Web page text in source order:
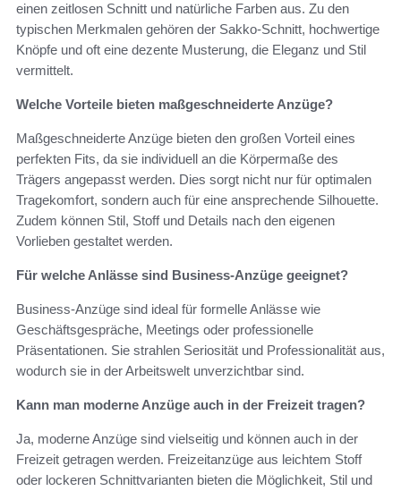
einen zeitlosen Schnitt und natürliche Farben aus. Zu den
typischen Merkmalen gehören der Sakko-Schnitt, hochwertige
Knöpfe und oft eine dezente Musterung, die Eleganz und Stil
vermittelt.
Welche Vorteile bieten maßgeschneiderte Anzüge?
Maßgeschneiderte Anzüge bieten den großen Vorteil eines
perfekten Fits, da sie individuell an die Körpermaße des
Trägers angepasst werden. Dies sorgt nicht nur für optimalen
Tragekomfort, sondern auch für eine ansprechende Silhouette.
Zudem können Stil, Stoff und Details nach den eigenen
Vorlieben gestaltet werden.
Für welche Anlässe sind Business-Anzüge geeignet?
Business-Anzüge sind ideal für formelle Anlässe wie
Geschäftsgespräche, Meetings oder professionelle
Präsentationen. Sie strahlen Seriosität und Professionalität aus,
wodurch sie in der Arbeitswelt unverzichtbar sind.
Kann man moderne Anzüge auch in der Freizeit tragen?
Ja, moderne Anzüge sind vielseitig und können auch in der
Freizeit getragen werden. Freizeitanzüge aus leichtem Stoff
oder lockeren Schnittvarianten bieten die Möglichkeit, Stil und